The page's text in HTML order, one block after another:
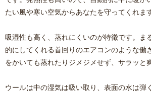
たい風や寒い空気からあなたを守ってくれま
吸湿性も高く、蒸れにくいのが特徴です。ま
的にしてくれる首回りのエアコンのような働
をかいても蒸れたりジメジメせず、サラッと
ウールは中の湿気は吸い取り、表面の水は弾